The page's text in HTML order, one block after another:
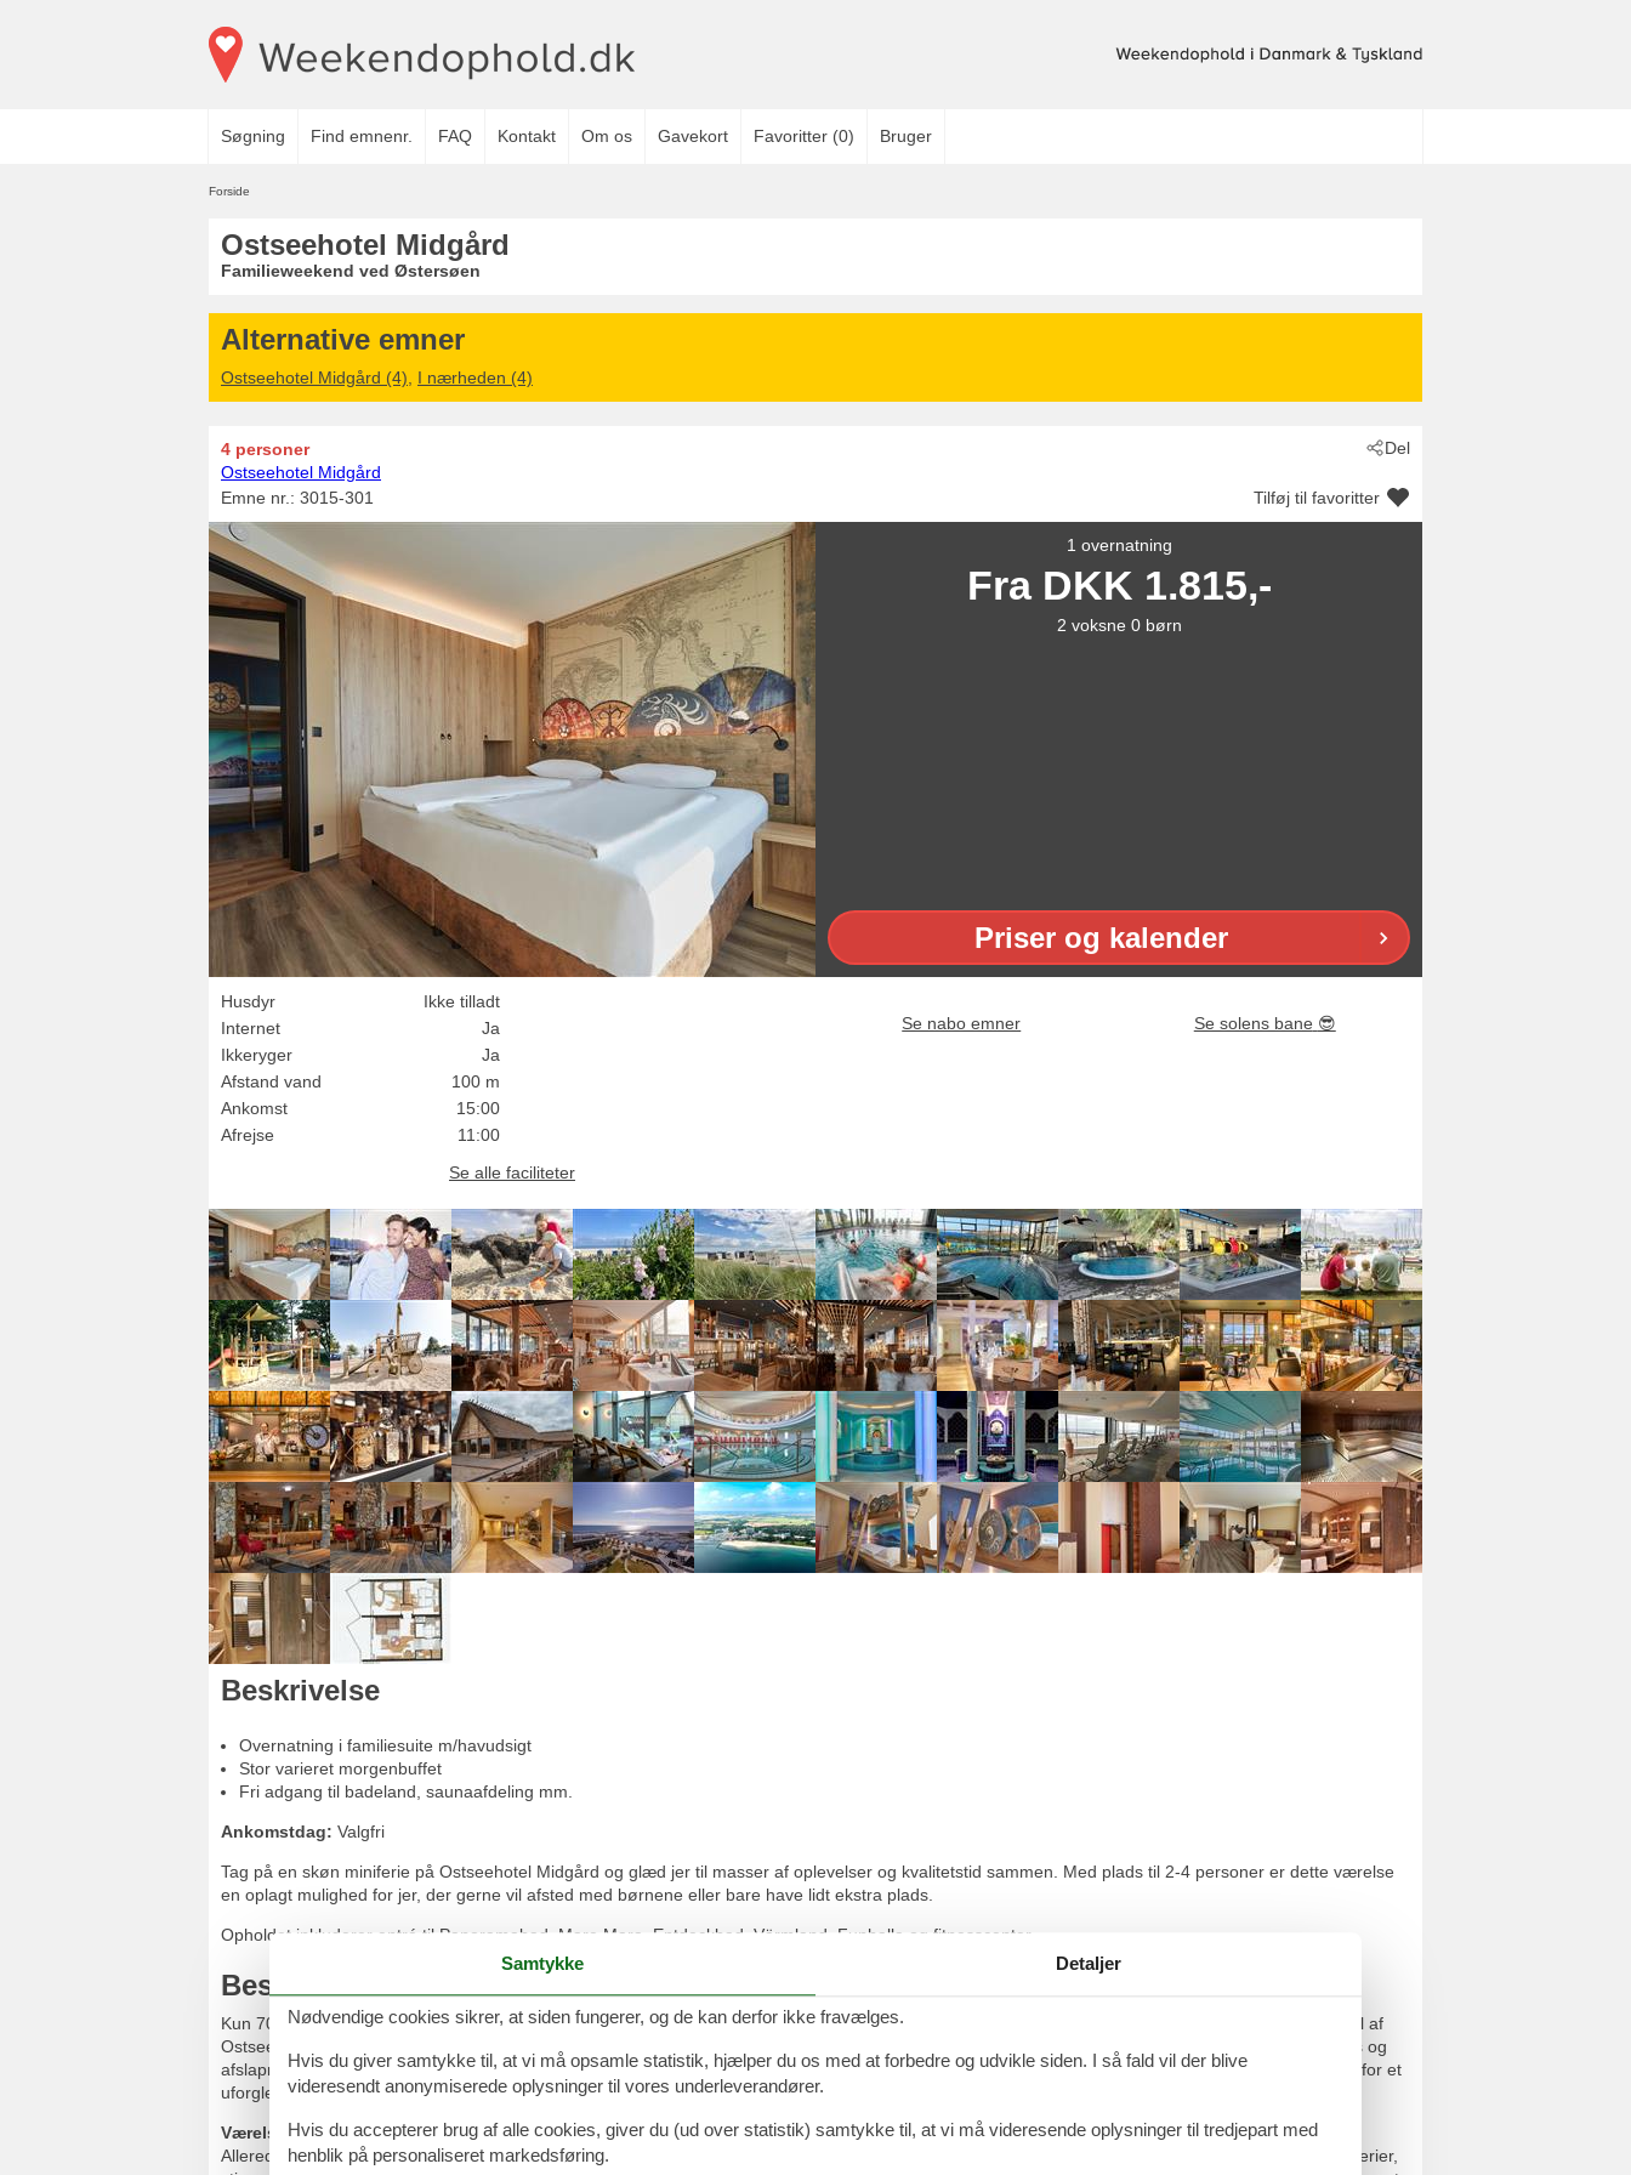
Søgning Find emnenr. FAQ Kontakt Om os Gavekort Favoritter (0) Bruger
Forside
Ostseehotel Midgård
Familieweekend ved Østersøen
Alternative emner
Ostseehotel Midgård (4) I nærheden (4)
Del
4 personer
Ostseehotel Midgård
Emne nr.: 3015-301 Tilføj til favoritter
1 overnatning
Fra DKK 1.815,-
2 voksne 0 børn
Priser og kalender
Husdyr
Ikke tilladt
Internet
Ja
Ikkeryger
Ja
Afstand vand
100 m
Ankomst
15:00
Afrejse
11:00
Se alle faciliteter
Se nabo emner Se solens bane 😎
Beskrivelse
Overnatning i familiesuite m/havudsigt
Stor varieret morgenbuffet
Fri adgang til badeland, saunaafdeling mm.
Ankomstdag: Valgfri
Tag på en skøn miniferie på Ostseehotel Midgård og glæd jer til masser af oplevelser og kvalitetstid sammen. Med plads til 2-4 personer er dette værelse
en oplagt mulighed for jer, der gerne vil afsted med børnene eller bare have lidt ekstra plads.
Opholdet inkluderer entré til Panoramabad, Mare Mara, Entdeckbad, Värmland, Funhalla og fitnesscenter.
Beskrivelse for Ostseehotel Midgård
Kun 70 km syd for den dansk-tyske grænse ligger det vinkingeinspirerede Ostseehotel Midgård lige mellem Eckernförde og Kappel. Hotellet er en del af
OstseeResort Damp, der i 2020 gennemgik en større renovering. Resortet er et paradis for familier, par og andre, der elsker naturen, sport, wellness og
afslapning. Den lange sandstrand, de mange fritidsaktiviteter, mangfoldigheden af spisesteder, atmosfæren ved yachthavnen og meget mere sørger for et
uforglemmeligt ophold.
Værelser
Allerede i hotellobbyen begynder vikingeeventyret! På hver etage såvel som på værelserne følger man vikingerne på deres rejser. Landkort, vægmalerier,
Samtykke Detaljer
Nødvendige cookies sikrer, at siden fungerer, og de kan derfor ikke fravælges.
Hvis du giver samtykke til, at vi må opsamle statistik, hjælper du os med at forbedre og udvikle siden. I så fald vil der blive
videresendt anonymiserede oplysninger til vores underleverandører.
Hvis du accepterer brug af alle cookies, giver du (ud over statistik) samtykke til, at vi må videresende oplysninger til tredjepart med
henblik på personaliseret markedsføring.